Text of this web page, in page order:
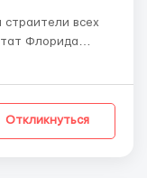
Откликнуться